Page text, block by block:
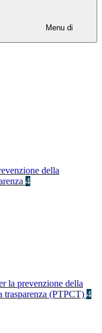
Menu di
della
4
la prevenzione della
trasparenza (PTPCT) 4